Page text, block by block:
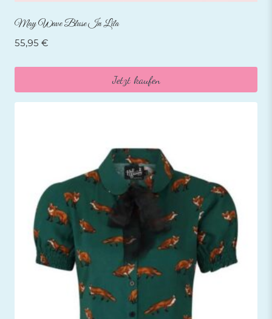
May Wave Bluse In Lila
55,95 €
Jetzt kaufen